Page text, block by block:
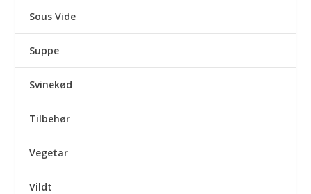
Sous Vide
Suppe
Svinekød
Tilbehør
Vegetar
Vildt